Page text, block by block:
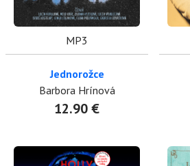
MP3
Jednorožce
Barbora Hrínová
12.90 €